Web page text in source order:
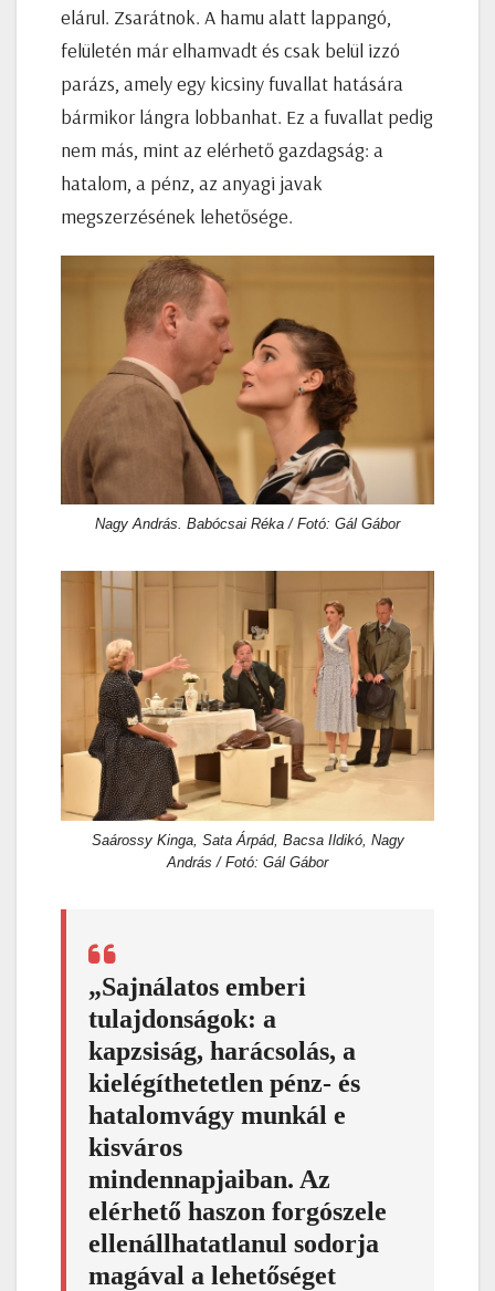
elárul. Zsarátnok. A hamu alatt lappangó,
felületén már elhamvadt és csak belül izzó
parázs, amely egy kicsiny fuvallat hatására
bármikor lángra lobbanhat. Ez a fuvallat pedig
nem más, mint az elérhető gazdagság: a
hatalom, a pénz, az anyagi javak
megszerzésének lehetősége.
Nagy András. Babócsai Réka / Fotó: Gál Gábor
Saárossy Kinga, Sata Árpád, Bacsa Ildikó, Nagy
András / Fotó: Gál Gábor
„Sajnálatos emberi
tulajdonságok: a
kapzsiság, harácsolás, a
kielégíthetetlen pénz- és
hatalomvágy munkál e
kisváros
mindennapjaiban. Az
elérhető haszon forgószele
ellenállhatatlanul sodorja
magával a lehetőséget